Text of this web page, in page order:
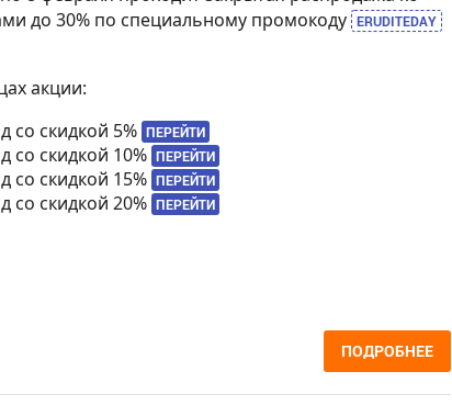
до 30% по специальному промокоду ERUDITEDAY
акции:
со скидкой 5% ПЕРЕЙТИ
со скидкой 10% ПЕРЕЙТИ
со скидкой 15% ПЕРЕЙТИ
со скидкой 20% ПЕРЕЙТИ
ПОДРОБНЕЕ